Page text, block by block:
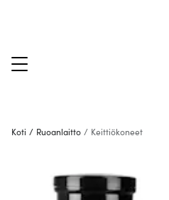
Koti / Ruoanlaitto / Keittiökoneet